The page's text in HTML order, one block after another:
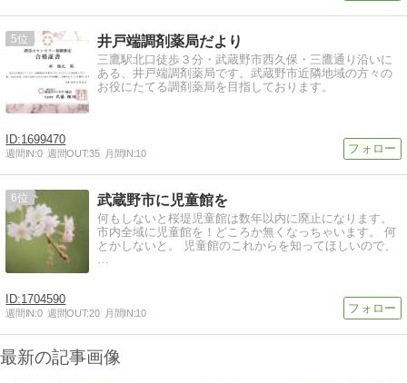
5 井戸端調剤薬局だより
三鷹駅北口徒歩３分・武蔵野市西久保・三鷹通り沿いに
ある、井戸端調剤薬局です。武蔵野市近隣地域の方々の
お役にたてる調剤薬局を目指しております。
1699470
週間IN:0 週間OUT:35 月間IN:10
6 武蔵野市に児童館を
何もしないと桜堤児童館は数年以内に廃止になります。
市内全域に児童館を！どころか無くなっちゃいます。 何
とかしないと。 児童館のこれからを知ってほしいので、
…
1704590
週間IN:0 週間OUT:20 月間IN:10
最新の記事画像